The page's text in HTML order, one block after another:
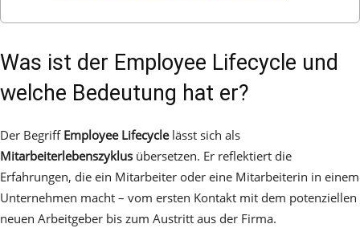
Was ist der Employee Lifecycle und
welche Bedeutung hat er?
Der Begriff Employee Lifecyclelässt sich als
Mitarbeiterlebenszyklus übersetzen. Er reflektiert die
Erfahrungen, die ein Mitarbeiter oder eine Mitarbeiterin in einem
Unternehmen macht – vom ersten Kontakt mit dem potenziellen
neuen Arbeitgeber bis zum Austritt aus der Firma.